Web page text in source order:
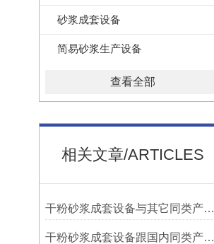
砂浆成套设备
简易砂浆生产设备
查看全部
相关文章/ARTICLES
干粉砂浆成套设备与其它同类产品相比优点是什么
干粉砂浆成套设备跟国内同类产品相比显著的优点